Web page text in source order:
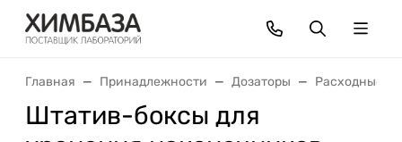
Главная Принадлежности Дозаторы Расходные
Штатив-боксы для